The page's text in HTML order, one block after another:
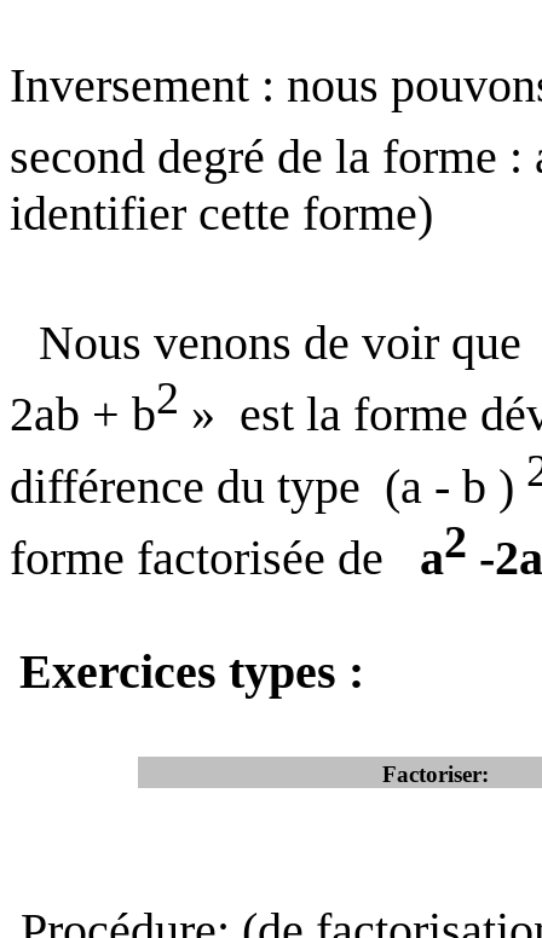
Inversement : nous
second degré de la forme :
identifier cette forme)
Nous venons de voir que
2ab + b2 » est la forme
différence du type (a - b )
forme factorisée de a2 -
Exercices types :
Factoriser: